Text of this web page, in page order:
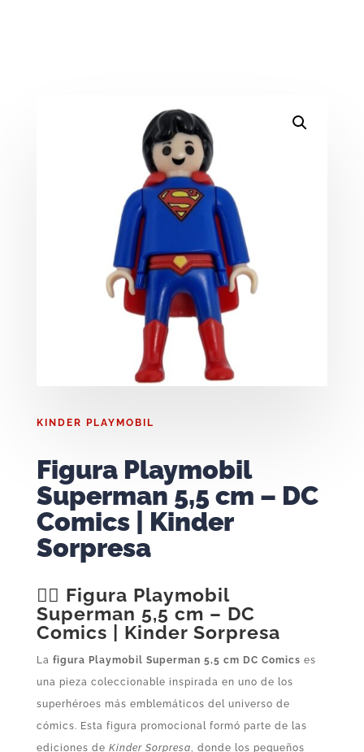
KINDER PLAYMOBIL
Figura Playmobil
Superman 5,5 cm – DC
Comics | Kinder
Sorpresa
🦸‍♂️ Figura Playmobil
Superman 5,5 cm – DC
Comics | Kinder Sorpresa
La figura Playmobil Superman 5,5 cm DC Comics es
una pieza coleccionable inspirada en uno de los
superhéroes más emblemáticos del universo de
cómics. Esta figura promocional formó parte de las
ediciones de Kinder Sorpresa, donde los pequeños